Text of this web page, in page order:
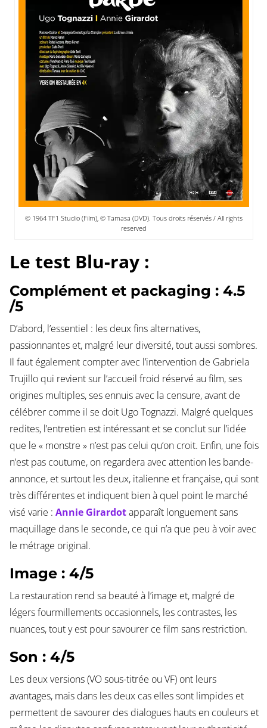
© 1964 TF1 Studio (Film), © Tamasa (DVD). Tous droits réservés / All rights
reserved
Le test Blu-ray :
Complément et packaging : 4.5
/5
D’abord, l’essentiel : les deux fins alternatives,
passionnantes et, malgré leur diversité, tout aussi sombres.
Il faut également compter avec l’intervention de Gabriela
Trujillo qui revient sur l’accueil froid réservé au film, ses
origines multiples, ses ennuis avec la censure, avant de
célébrer comme il se doit Ugo Tognazzi. Malgré quelques
redites, l’entretien est intéressant et se conclut sur l’idée
que le « monstre » n’est pas celui qu’on croit. Enfin, une fois
n’est pas coutume, on regardera avec attention les bande-
annonce, et surtout les deux, italienne et française, qui sont
très différentes et indiquent bien à quel point le marché
visé varie : Annie Girardotapparaît longuement sans
maquillage dans le seconde, ce qui n’a que peu à voir avec
le métrage original.
Image : 4/5
La restauration rend sa beauté à l’image et, malgré de
légers fourmillements occasionnels, les contrastes, les
nuances, tout y est pour savourer ce film sans restriction.
Son : 4/5
Les deux versions (VO sous-titrée ou VF) ont leurs
avantages, mais dans les deux cas elles sont limpides et
permettent de savourer des dialogues hauts en couleurs et